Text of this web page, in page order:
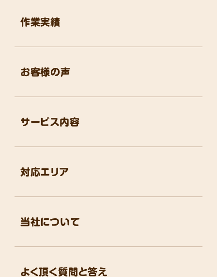
作業実績
お客様の声
よく頂く質問と答え
サービス内容
対応エリア
当社について